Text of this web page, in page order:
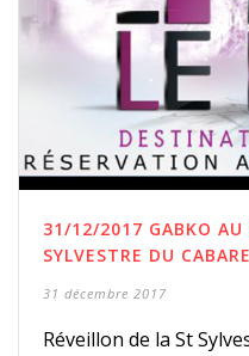
31/12/2017 GABKO AU
SYLVESTRE DU
31 décembre 2017
Réveillon de la St